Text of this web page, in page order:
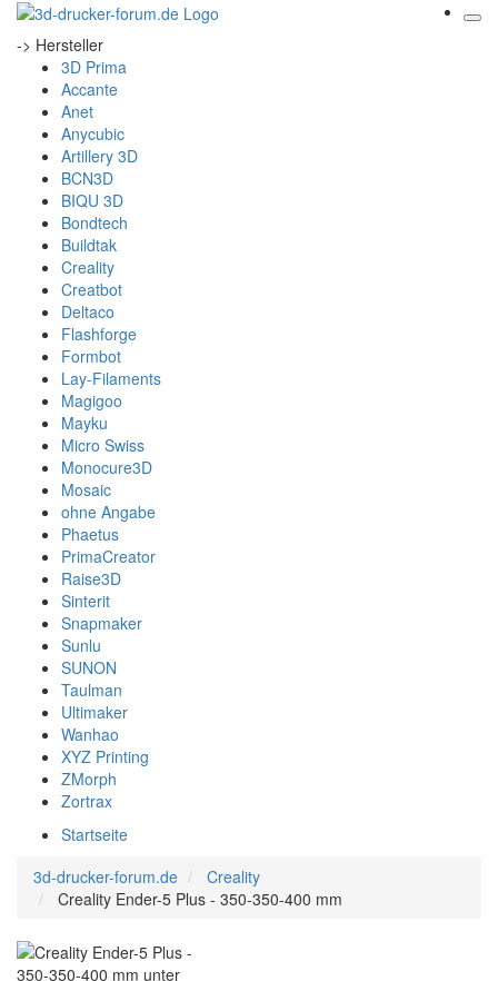
-> Hersteller
3D Prima
Accante
Anet
Anycubic
Artillery 3D
BCN3D
BIQU 3D
Bondtech
Buildtak
Creality
Creatbot
Deltaco
Flashforge
Formbot
Lay-Filaments
Magigoo
Mayku
Micro Swiss
Monocure3D
Mosaic
ohne Angabe
Phaetus
PrimaCreator
Raise3D
Sinterit
Snapmaker
Sunlu
SUNON
Taulman
Ultimaker
Wanhao
XYZ Printing
ZMorph
Zortrax
Startseite
3d-drucker-forum.de
Creality
Creality Ender-5 Plus - 350-350-400 mm